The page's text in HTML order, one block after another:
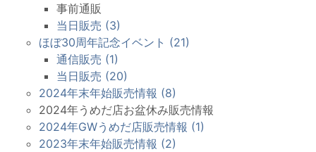
事前通販
当日販売 (3)
ほぼ30周年記念イベント (21)
通信販売 (1)
当日販売 (20)
2024年末年始販売情報 (8)
2024年うめだ店お盆休み販売情報
2024年GWうめだ店販売情報 (1)
2023年末年始販売情報 (2)